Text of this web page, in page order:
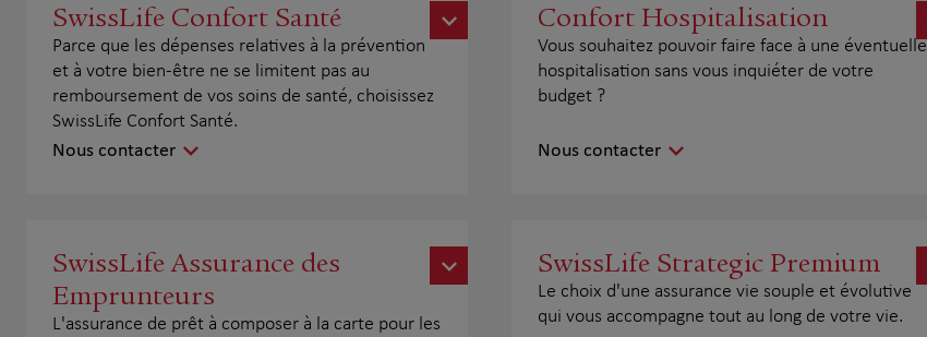
SwissLife Confort Santé
Parce que les dépenses relatives à la prévention
et à votre bien-être ne se limitent pas au
remboursement de vos soins de santé, choisissez
SwissLife Confort Santé.
Nous contacter
Confort Hospitalisation
Vous souhaitez pouvoir faire face à une éventuelle
hospitalisation sans vous inquiéter de votre
budget ?
Nous contacter
SwissLife Assurance des
Emprunteurs
L'assurance de prêt à composer à la carte pour les
SwissLife Strategic Premium
Le choix d'une assurance vie souple et évolutive
qui vous accompagne tout au long de votre vie.